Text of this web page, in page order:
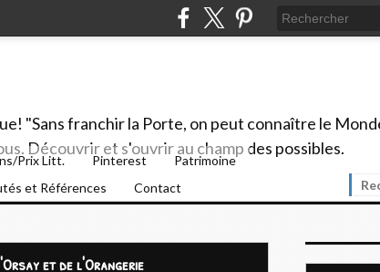
"Sans franchir la Porte, on peut connaître le
Découvrir et s'ouvrir au champ des possibles.
Prix Litt. Pinterest
Patrimoine
et Références Contact
et de l'Orangerie